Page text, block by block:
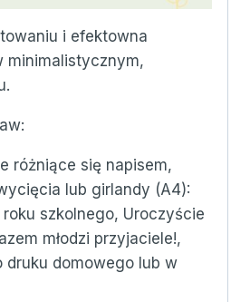
i efektowna
minimalistycznym,
różniące się napisem,
lub girlandy (A4):
roku szkolnego, Uroczyście
młodzi przyjaciele!,
druku domowego lub w